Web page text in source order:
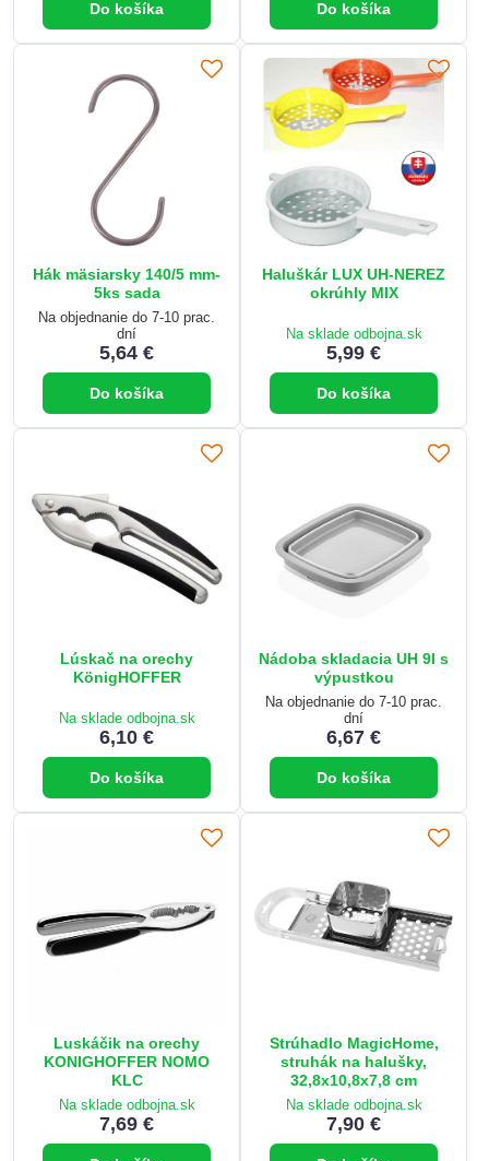
Do košíka Do košíka
Hák mäsiarsky 140/5 mm-
5ks sada
Na objednanie do 7-10 prac.
dní
5,64 €
Do košíka
Haluškár LUX UH-NEREZ
okrúhly MIX
Na sklade odbojna.sk
5,99 €
Do košíka
Lúskač na orechy
KönigHOFFER
Na sklade odbojna.sk
6,10 €
Do košíka
Nádoba skladacia UH 9l s
výpustkou
Na objednanie do 7-10 prac.
dní
6,67 €
Do košíka
Luskáčik na orechy
KONIGHOFFER NOMO
KLC
Na sklade odbojna.sk
7,69 €
Strúhadlo MagicHome,
struhák na halušky,
32,8x10,8x7,8 cm
Na sklade odbojna.sk
7,90 €